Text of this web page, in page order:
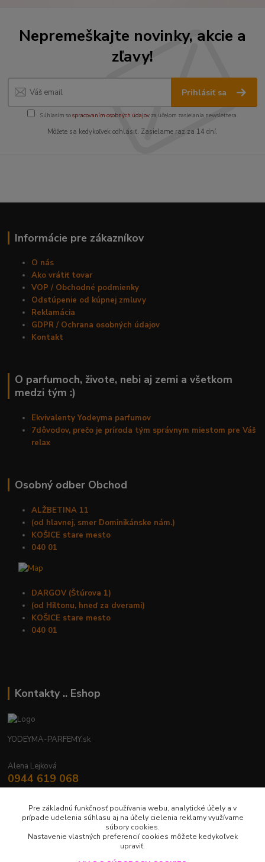
Nepremeškajte novinky, akcie a
zľavy!
Prihlásiť sa
Súhlasím sospracovaním osobných údajov za účelom zasielania newslettera.
Môžete sa kedykoľvek odhlásiť. Zasielame raz za 14 dní.
Informácie pre zákazníkov
O nás
Ako vrátiť tovar
VOP / Obchodné podmienky
Odstúpenie od kúpnej zmluvy
Reklamácia
GDPR / Ochrana osobných údajov
Kontakt
O parfumoch, živote, nebi aj zemi a všetkom
medzi tým :)
Ekvivalenty Yodeyma parfumov
7dôvodov, prečo je príroda tým správnym miestom pre Váš
relax
Osobný odber Obchod
ALŽBETINA 11
(od hlavnej, smer Dominikánske nám.)
KOŠICE stare mesto
040 01
DARGOV (Štúrova 1)
(od Hiltonu, hneď za dverami)
KOŠICE stare mesto
040 01
Kontakty .. Eshop
YODEYMA-PARFEMY.sk
Alena Lejková
0944 619 068
Nonstop
yodeyma.parfemy@gmail.com
Pre základnú funkčnosť používania webu, analytické účely a v
prípade udelenia súhlasu aj na účely cielenia reklamy využívame
súbory cookies.
Nastavenie vlastných preferencií cookies môžete kedykoľvek
upraviť.